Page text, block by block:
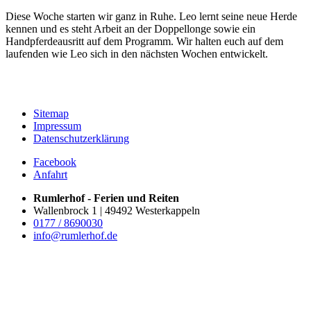
Diese Woche starten wir ganz in Ruhe. Leo lernt seine neue Herde
kennen und es steht Arbeit an der Doppellonge sowie ein
Handpferdeausritt auf dem Programm. Wir halten euch auf dem
laufenden wie Leo sich in den nächsten Wochen entwickelt.
Sitemap
Impressum
Datenschutzerklärung
Facebook
Anfahrt
Rumlerhof - Ferien und Reiten
Wallenbrock 1 | 49492 Westerkappeln
0177 / 8690030
info@rumlerhof.de